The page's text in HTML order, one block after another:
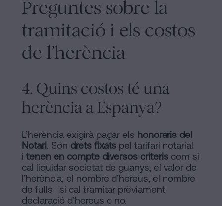
Preguntes sobre la
tramitació i els costos
de l’herència
4. Quins costos té una
herència a Espanya?
L’herència exigirà pagar els honoraris del
Notari. Són drets fixats pel tarifari notarial
i tenen en compte diversos criteris com si
cal liquidar societat de guanys, el valor de
l’herència, el nombre d’hereus, el nombre
de fulls i si cal tramitar prèviament
declaració d’hereus o no.